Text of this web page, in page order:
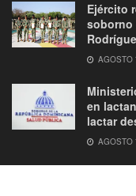
Ejército
soborno
AGOSTO
en
lactar
AGOSTO